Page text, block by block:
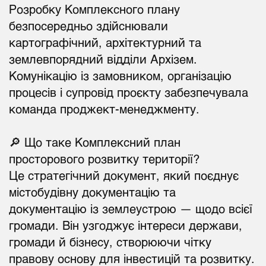
Розробку Комплексного плану
безпосередньо здійснювали
картографічний, архітектурний та
землевпорядний відділи Архізем.
Комунікацію із замовником, організацію
процесів і супровід проєкту забезпечувала
команда проджект-менеджменту.
🔎 Що таке Комплексний план
просторового розвитку території?
Це стратегічний документ, який поєднує
містобудівну документацію та
документацію із землеустрою — щодо всієї
громади. Він узгоджує інтереси держави,
громади й бізнесу, створюючи чітку
правову основу для інвестицій та розвитку.